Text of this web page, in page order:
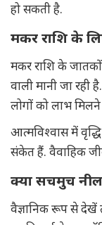
हो सकती है.
मकर राशि के
मकर राशि के
वाली मानी जा
लोगों को लाभ
आत्मविश्वास में
संकेत हैं. वैवाहिक
क्या सचमुच
वैज्ञानिक रूप से देखें